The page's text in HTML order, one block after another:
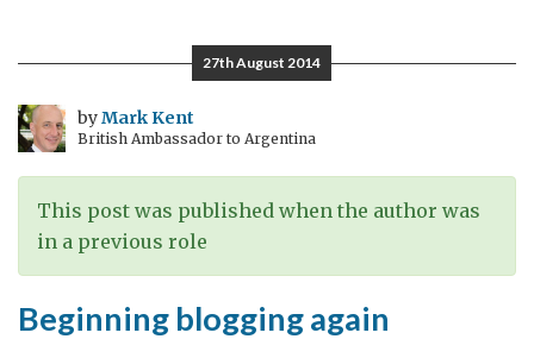
27th August 2014
byMark Kent
British Ambassador to Argentina
This post was published when the author was
in a previous role
Beginning blogging again